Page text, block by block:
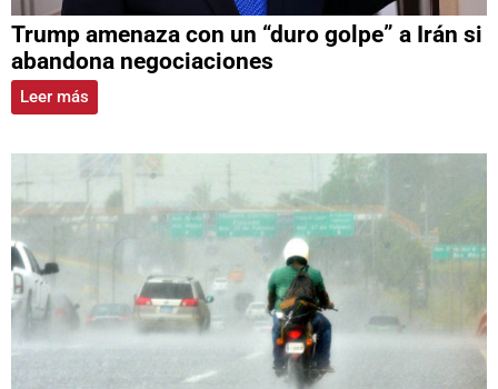
Trump amenaza con un “duro golpe” a Irán si
abandona negociaciones
Leer más